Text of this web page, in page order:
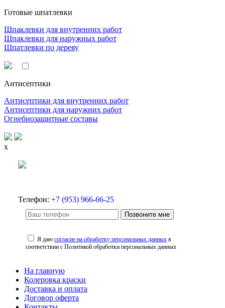
Готовые шпатлевки
Шпаклевки для внутренних работ
Шпаклевки для наружных работ
Шпатлевки по дереву
Антисептики
Антисептики для внутренних работ
Антисептики для наружних работ
Огнебиозащитные составы
x
Телефон: +7 (953) 966-66-25
Позвоните мне
Я даюсогласие на обработку персональных данных в
соответствии с Политикой обработки персональных данных
На главную
Колеровка краски
Доставка и оплата
Договор оферта